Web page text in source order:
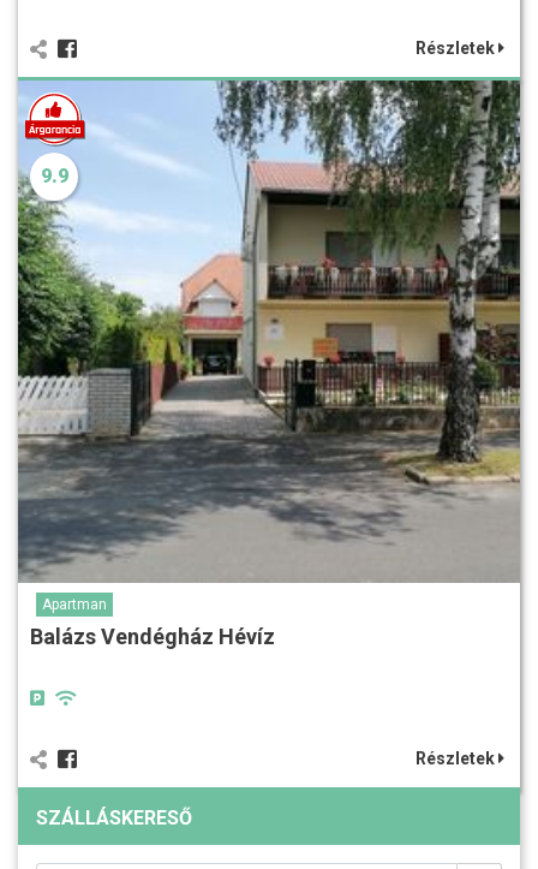
Részletek
9.9
Apartman
Balázs Vendégház Hévíz
Részletek
SZÁLLÁSKERESŐ